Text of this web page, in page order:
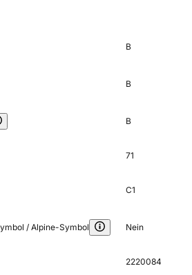
B
B
B
71
C1
/ Alpine-Symbol Nein
2220084